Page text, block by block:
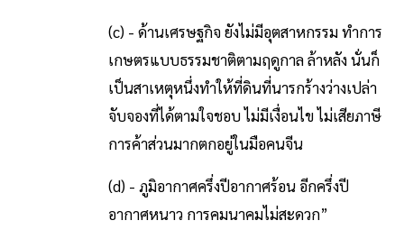
(c) - ด้านเศรษฐกิจ ยังไม่มีอุตสาหกรรม ทำการ
เกษตรแบบธรรมชาติตามฤดูกาล ล้าหลัง นั่นก็
เป็นสาเหตุหนึ่งทำให้ที่ดินที่นารกร้างว่างเปล่า
จับจองที่ได้ตามใจชอบ ไม่มีเงื่อนไข ไม่เสียภาษี
การค้าส่วนมากตกอยู่ในมือคนจีน
(d) - ภูมิอากาศครึ่งปีอากาศร้อน อีกครึ่งปี
อากาศหนาว การคมนาคมไม่สะดวก”